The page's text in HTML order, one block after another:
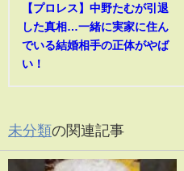
【プロレス】中野たむが引退
した真相…一緒に実家に住ん
でいる結婚相手の正体がやば
い！
未分類の関連記事